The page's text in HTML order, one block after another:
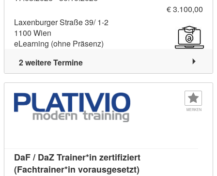
€ 3.100,00
Laxenburger Straße 39/ 1-2
1100 Wien
eLearning (ohne Präsenz)
2 weitere Termine
MERKEN
DaF / DaZ Trainer*in zertifiziert
(Fachtrainer*in vorausgesetzt)